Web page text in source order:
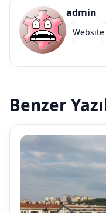
admin
Website
Benzer